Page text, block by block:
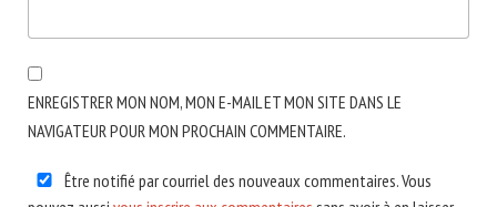
ENREGISTRER MON NOM, MON E-MAIL ET MON SITE DANS LE
NAVIGATEUR POUR MON PROCHAIN COMMENTAIRE.
Être notifié par courriel des nouveaux commentaires. Vous